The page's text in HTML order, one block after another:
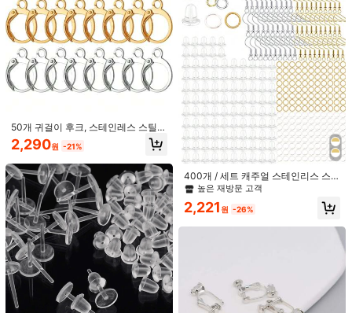
4.92 8.4K 팔로워
4.92 8.4K 팔로워
4.92 8.4K 팔로워
4.92 8.4K 팔로워
세팅 회전패드 귀걸이 부속 피어싱 없
는 귀를 위한 DIY 여성 귀걸이 만들기
높은 재방문 고객
2,061원 -31%
915원 절약
간단하고 패셔너블하며 개성있는 스
테인리스 원형 귀걸이와 이어 버클 10
개, 버서타일 귀걸이와 DIY 주얼리 액
세서리, 축제 선물, 남녀 일상복에 적
합
2,175원 -30%
50개 귀걸이 후크, 스테인레스 스틸
귀걸이 와이어 피쉬 후크 찾기 이어 와
이어, 디아이와이 쥬얼리 제작에 적합
2,290원 -21%
400개 / 세트 캐주얼 스테인리스 스
틸 DIY 귀걸이 액세서리 여성용 DIY
높은 재방문 고객
2,221 원 -26%